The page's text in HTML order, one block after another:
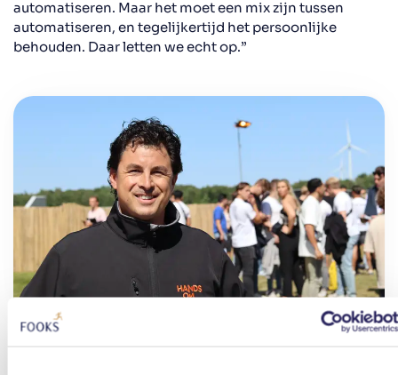
automatiseren. Maar het moet een mix zijn tussen
automatiseren, en tegelijkertijd het persoonlijke
behouden. Daar letten we echt op.”